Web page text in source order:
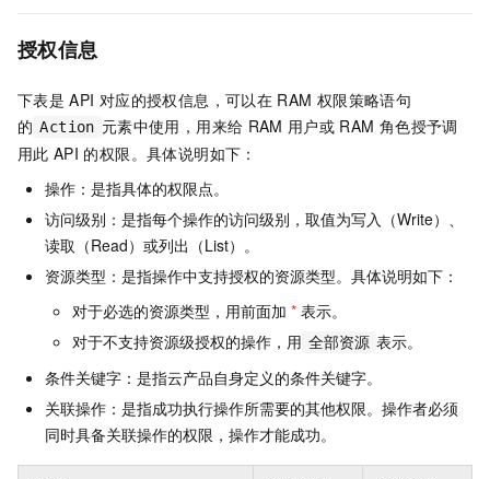
授权信息
下表是 API 对应的授权信息，可以在 RAM 权限策略语句
的 Action 元素中使用，用来给 RAM 用户或 RAM 角色授予调
用此 API 的权限。具体说明如下：
操作：是指具体的权限点。
访问级别：是指每个操作的访问级别，取值为写入（Write）、
读取（Read）或列出（List）。
资源类型：是指操作中支持授权的资源类型。具体说明如下：
对于必选的资源类型，用前面加 * 表示。
对于不支持资源级授权的操作，用 全部资源 表示。
条件关键字：是指云产品自身定义的条件关键字。
关联操作：是指成功执行操作所需要的其他权限。操作者必须
同时具备关联操作的权限，操作才能成功。